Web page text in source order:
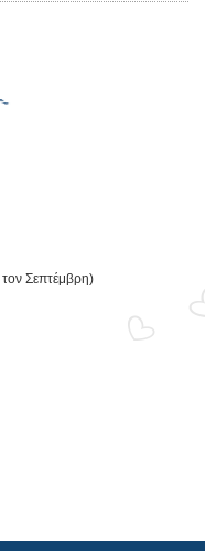
τον Σεπτέμβρη)